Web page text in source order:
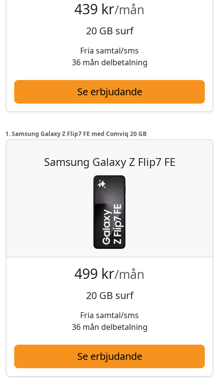
439 kr/mån
20 GB surf
Fria samtal/sms
36 mån delbetalning
Se erbjudande
1. Samsung Galaxy Z Flip7 FE med Comviq 20 GB
Samsung Galaxy Z Flip7 FE
499 kr/mån
20 GB surf
Fria samtal/sms
36 mån delbetalning
Se erbjudande